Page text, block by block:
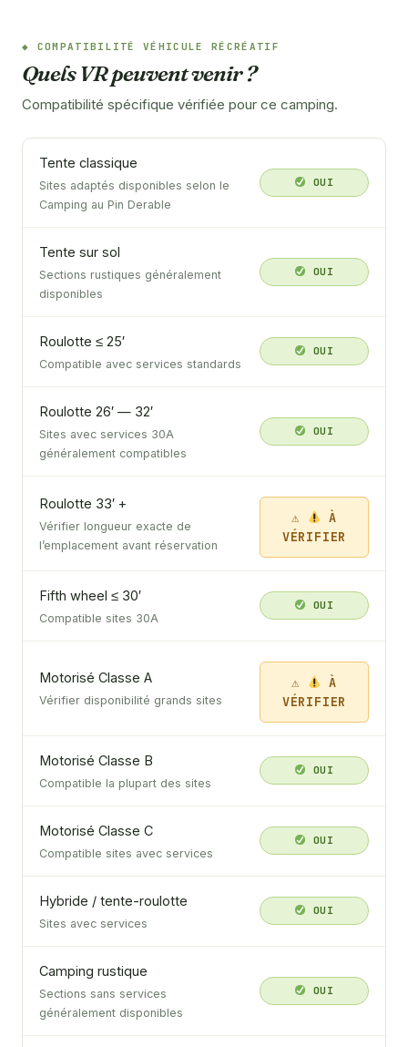
COMPATIBILITÉ VÉHICULE RÉCRÉATIF
Quels VR peuvent venir ?
Compatibilité spécifique vérifiée pour ce camping.
Tente classique
Sites adaptés disponibles selon le
Camping au Pin Derable
OUI
Tente sur sol
Sections rustiques généralement
disponibles
OUI
Roulotte ≤ 25′
Compatible avec services standards
OUI
Roulotte 26′ — 32′
Sites avec services 30A
généralement compatibles
OUI
Roulotte 33′ +
Vérifier longueur exacte de
l’emplacement avant réservation
À
VÉRIFIER
Fifth wheel ≤ 30′
Compatible sites 30A
OUI
Motorisé Classe A
Vérifier disponibilité grands sites
À
VÉRIFIER
Motorisé Classe B
Compatible la plupart des sites
OUI
Motorisé Classe C
Compatible sites avec services
OUI
Hybride / tente-roulotte
Sites avec services
OUI
Camping rustique
Sections sans services
généralement disponibles
OUI